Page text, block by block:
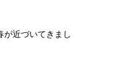
が近づいてきまし